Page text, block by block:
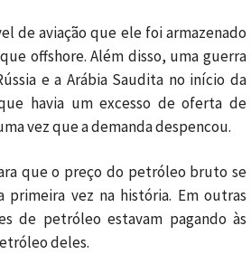
de aviação que ele foi armazenado
offshore. Além disso, uma guerra
e a Arábia Saudita no início da
havia um excesso de oferta de
vez que a demanda despencou.
que o preço do petróleo bruto se
primeira vez na história. Em outras
de petróleo estavam pagando às
deles.